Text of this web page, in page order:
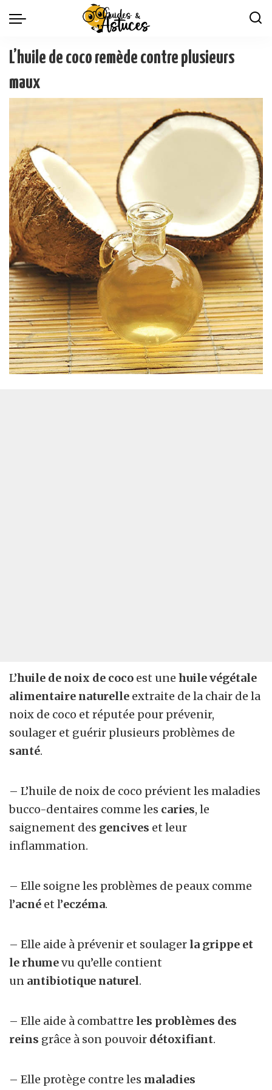
L’huile de coco remède contre plusieurs
maux
L’huile de noix de coco est une huile végétale
alimentaire naturelle extraite de la chair de la
noix de coco et réputée pour prévenir,
soulager et guérir plusieurs problèmes de
santé.
– L’huile de noix de coco prévient les maladies
bucco-dentaires comme les caries, le
saignement des gencives et leur
inflammation.
– Elle soigne les problèmes de peaux comme
l’acné et l’eczéma.
– Elle aide à prévenir et soulager la grippe et
le rhumevu qu’elle contient
un antibiotique naturel.
– Elle aide à combattre les problèmes des
reins grâce à son pouvoir détoxifiant.
– Elle protège contre les maladies